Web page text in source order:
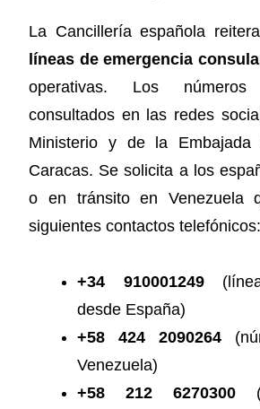
La Cancillería española
líneas de emergencia
operativas. Los
consultados en las redes
Ministerio y de la Embajada
Caracas. Se solicita a los
o en tránsito en Venezuela
siguientes contactos telefónicos:
+34 910001249(línea
desde España)
+58 424 2090264
Venezuela)
+58 212 6270300